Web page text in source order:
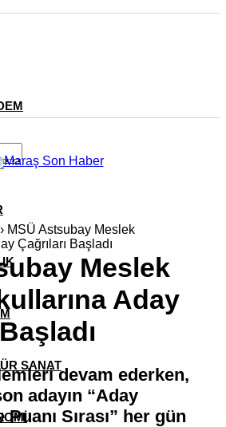
SANAT
› MSÜ Astsubay Meslek
Çağrıları Başladı
Meslek
Aday
devam ederken,
adayın “Aday
Sırası” her gün